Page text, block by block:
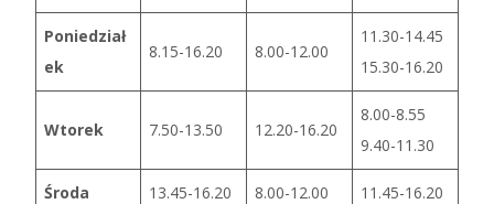
Poniedział
ek
8.15-16.20 8.00-12.00
11.30-14.45
15.30-16.20
Wtorek 7.50-13.50 12.20-16.20
8.00-8.55
9.40-11.30
Środa 13.45-16.20 8.00-12.00 11.45-16.20